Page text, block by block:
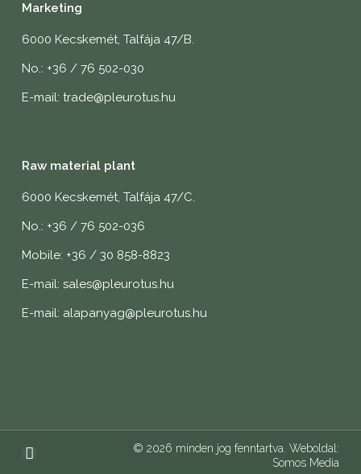
Marketing
6000 Kecskemét, Talfája 47/B.
No.: +36 / 76 502-030
E-mail: trade@pleurotus.hu
Raw material plant
6000 Kecskemét, Talfája 47/C.
No.: +36 / 76 502-036
Mobile: +36 / 30 858-8823
E-mail: sales@pleurotus.hu
E-mail: alapanyag@pleurotus.hu
© 2026 minden jog fenntartva. Weboldal:
Somos Media